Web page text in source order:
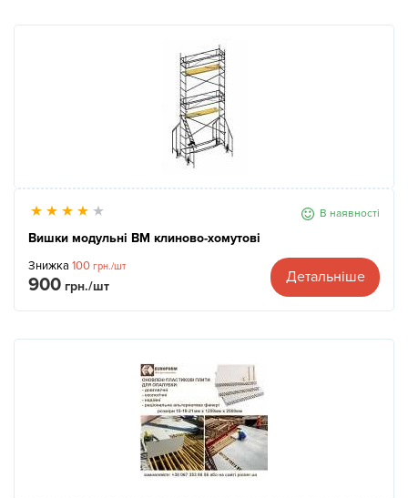
В наявності
Вишки модульні ВМ клиново-хомутові
Знижка 100 грн./шт
900 грн./шт
Детальніше